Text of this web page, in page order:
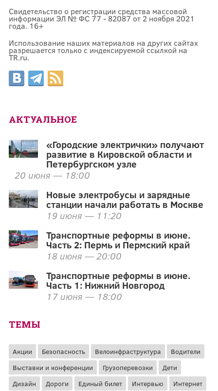
Свидетельство о регистрации средства массовой
информации ЭЛ № ФС 77 - 82087 от 2 ноября 2021
года. 16+
Использование наших материалов на других сайтах
разрешается только с индексируемой ссылкой на
TR.ru.
АКТУАЛЬНОЕ
«Городские электрички» получают
развитие в Кировской области и
Петербургском узле
20 июня — 18:00
Новые электробусы и зарядные
станции начали работать в Москве
19 июня — 11:20
Транспортные реформы в июне.
Часть 2: Пермь и Пермский край
18 июня — 20:00
Транспортные реформы в июне.
Часть 1: Нижний Новгород
17 июня — 18:00
ТЕМЫ
Акции Безопасность Велоинфраструктура
Водители
Выставки и конференции
Грузоперевозки
Дети
Дизайн
Дороги Единый билет Интервью Интернет